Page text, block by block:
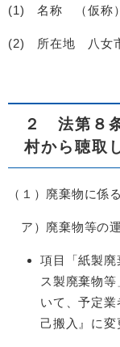
(1) 名称 （仮称）
(2) 所在地 八女
２ 法第８
村から聴取
（１）廃棄物に係
ア）廃棄物等の
項目「紙製廃
ス製廃棄物
いて、予定
己搬入』に変